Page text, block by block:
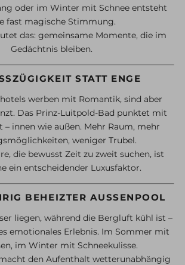
oder im Winter mit Schnee entsteht
fast magische Stimmung.
das: gemeinsame Momente, die im
Gedächtnis bleiben.
STATT ENGE
werben mit Romantik, sind aber
Das Prinz-Luitpold-Bad punktet mit
innen wie außen. Mehr Raum, mehr
weniger Trubel.
die bewusst Zeit zu zweit suchen, ist
ein entscheidender Luxusfaktor.
BEHEIZTER AUSSENPOOL
liegen, während die Bergluft kühl ist –
emotionales Erlebnis. Im Sommer mit
im Winter mit Schneekulisse.
den Aufenthalt wetterunabhängig